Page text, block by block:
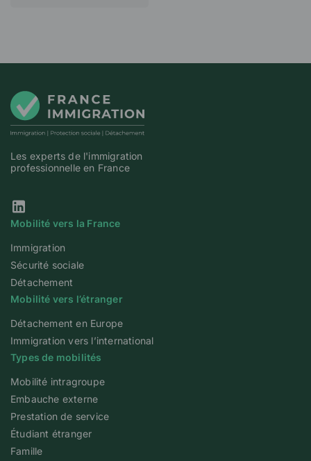
Les experts de l'immigration
professionnelle en France
Notre page Linkedin
Mobilité vers la France
Immigration
Sécurité sociale
Détachement
Mobilité vers l’étranger
Détachement en Europe
Immigration vers l’international
Types de mobilités
Mobilité intragroupe
Embauche externe
Prestation de service
Étudiant étranger
Famille